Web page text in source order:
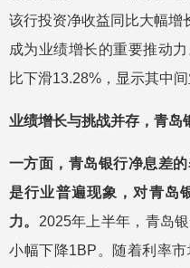
该行投资净收益同比大幅增
成为业绩增长的重要推动
比下滑13.28%，显示其中间
业绩增长与挑战并存，青岛
一方面，青岛银行净息差
是行业普遍现象，对青岛
力。 2025年上半年，青岛
小幅下降1BP。随着利率